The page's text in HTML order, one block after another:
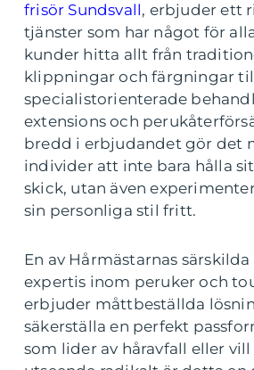
frisör Sundsvall, erbjuder ett
tjänster som har något för
kunder hitta allt från
klippningar och färgningar
specialistorienterade
extensions och
bredd i erbjudandet gör det
individer att inte bara hålla
skick, utan även
sin personliga stil fritt.
En av Hårmästarnas
expertis inom peruker och
erbjuder måttbeställda
säkerställa en perfekt
som lider av håravfall eller